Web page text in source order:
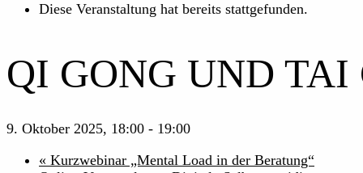
Diese Veranstaltung hat bereits stattgefunden.
QI GONG UND TAI
9. Oktober 2025, 18:00 - 19:00
« Kurzwebinar „Mental Load in der Beratung“